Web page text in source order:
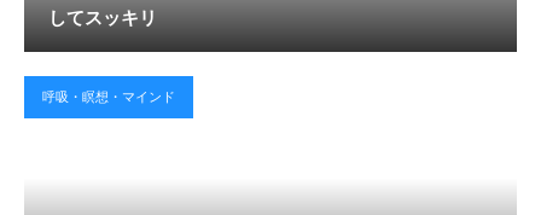
してスッキリ
呼吸・瞑想・マインド